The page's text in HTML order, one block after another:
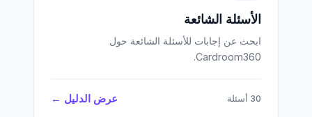
الأسئلة الشائعة
ابحث عن إجابات للأسئلة الشائعة حول
Cardroom360.
30 أسئلة عرض الدليل ←